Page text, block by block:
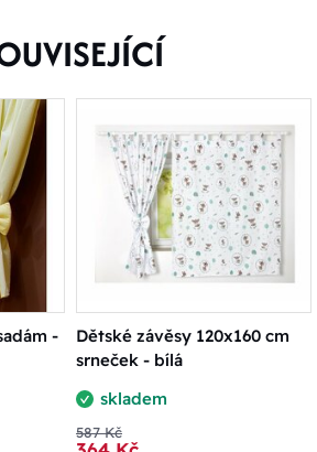
-
Dětské závěsy 120x160 cm
srneček - bílá
skladem
587 Kč